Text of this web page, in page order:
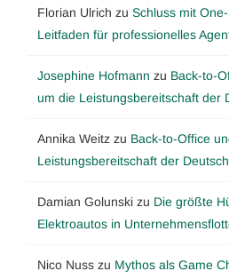
Florian Ulrich zu Schluss mit
Leitfaden für professionelles
Josephine Hofmann zu Back-to-
um die Leistungsbereitschaft der
Annika Weitz zu Back-to-Office
Leistungsbereitschaft der
Damian Golunski zu Die größte
Elektroautos in
Nico Nuss zu Mythos als Game